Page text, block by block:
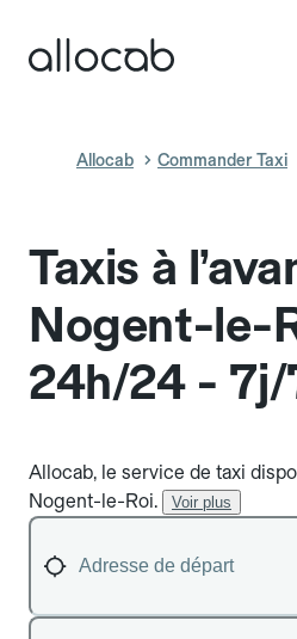
Allocab Commander Taxi
Taxis à
Nogent-le-
24h/24 - 7j/
Allocab, le service de taxi
Nogent-le-Roi.
Voir plus